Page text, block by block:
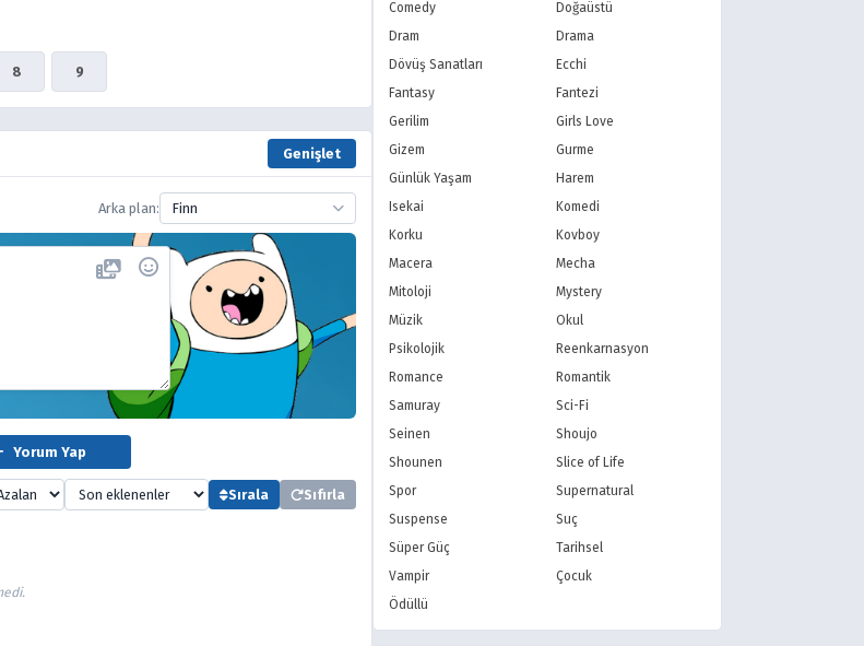
8 9
Genişlet
Arka plan: Finn
Yorum Yap
Sırala Sıfırla
PBS Kids
FOX Türkiye
Comedy
Doğaüstü
Dram
Drama
Dövüş Sanatları
Ecchi
Fantasy
Fantezi
Gerilim
Girls Love
Gizem
Gurme
Günlük Yaşam
Harem
Isekai
Komedi
Korku
Kovboy
Macera
Mecha
Mitoloji
Mystery
Müzik
Okul
Psikolojik
Reenkarnasyon
Romance
Romantik
Samuray
Sci-Fi
Seinen
Shoujo
Shounen
Slice of Life
Spor
Supernatural
Suspense
Suç
Süper Güç
Tarihsel
Vampir
Çocuk
Ödüllü